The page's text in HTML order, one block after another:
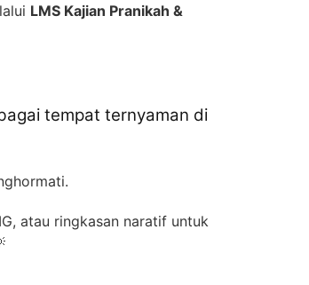
LMS Kajian Pranikah &
tempat ternyaman di
atau ringkasan naratif untuk